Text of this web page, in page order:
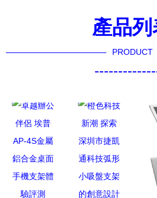
產品列
PRODUCT